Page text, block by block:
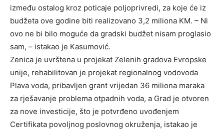
između ostalog kroz poticaje poljoprivredi, za koje će iz
budžeta ove godine biti realizovano 3,2 miliona KM. – Ni
ovo ne bi bilo moguće da gradski budžet nisam proglasio
sam, – istakao je Kasumović.
Zenica je uvrštena u projekat Zelenih gradova Evropske
unije, rehabilitovan je projekat regionalnog vodovoda
Plava voda, pribavljen grant vrijedan 36 miliona maraka
za rješavanje problema otpadnih voda, a Grad je otvoren
za nove investicije, što je potvrđeno uvođenjem
Certifikata povoljnog poslovnog okruženja, istakao je